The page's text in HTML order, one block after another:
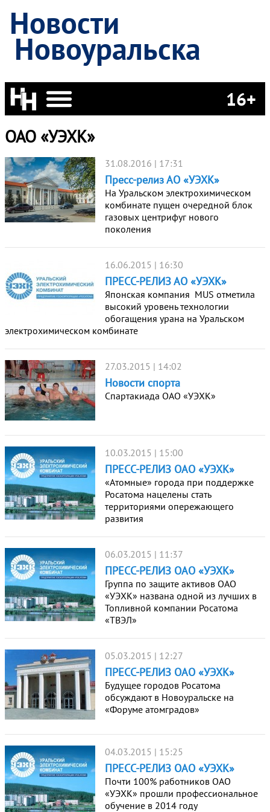
Новости
Новоуральска
16+
ОАО «УЭХК»
31.08.2016 | 17:31
Пресс-релиз АО «УЭХК»
На Уральском электрохимическом
комбинате пущен очередной блок
газовых центрифуг нового
поколения
16.06.2015 | 16:30
ПРЕСС-РЕЛИЗ АО «УЭХК»
Японская компания MUS отметила
высокий уровень технологии
обогащения урана на Уральском
электрохимическом комбинате
27.03.2015 | 14:02
Новости спорта
Спартакиада ОАО «УЭХК»
10.03.2015 | 15:00
ПРЕСС-РЕЛИЗ ОАО «УЭХК»
«Атомные» города при поддержке
Росатома нацелены стать
территориями опережающего
развития
06.03.2015 | 11:37
ПРЕСС-РЕЛИЗ ОАО «УЭХК»
Группа по защите активов ОАО
«УЭХК» названа одной из лучших в
Топливной компании Росатома
«ТВЭЛ»
05.03.2015 | 12:27
ПРЕСС-РЕЛИЗ ОАО «УЭХК»
Будущее городов Росатома
обсуждают в Новоуральске на
«Форуме атомградов»
04.03.2015 | 15:25
ПРЕСС-РЕЛИЗ ОАО «УЭХК»
Почти 100% работников ОАО
«УЭХК» прошли профессиональное
обучение в 2014 году